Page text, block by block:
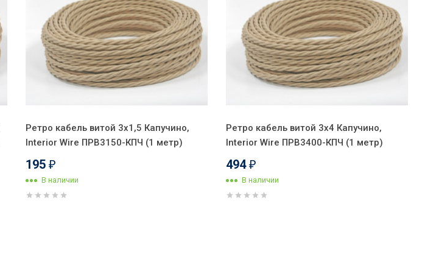
Ретро кабель витой 3x1,5 Капучино,
Interior Wire ПРВ3150-КПЧ (1 метр)
195 ₽
В наличии
Ретро кабель витой 3x4 Капучино,
Interior Wire ПРВ3400-КПЧ (1 метр)
494 ₽
В наличии